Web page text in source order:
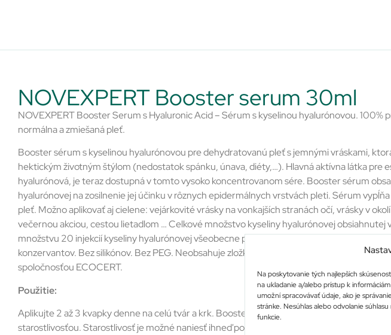
Na poskytovanie tých najlepších
na ukladanie a/alebo prístup k
umožní spracovávať údaje, ako je
stránke. Nesúhlas alebo odvolanie
funkcie.
NOVEXPERT Booster serum 30ml
NOVEXPERT Booster Serum s Hyaluronic Acid – Sérum s kyselinou hyalurónovou. 100%
normálna a zmiešaná pleť.
Booster sérum s kyselinou hyalurónovou pre dehydratovanú pleť s jemnými vráskami,
hektickým životným štýlom (nedostatok spánku, únava, diéty,…). Hlavná aktívna látka pre
hyalurónová, je teraz dostupná v tomto vysoko koncentrovanom sére. Booster sérum
hyalurónovej na zosilnenie jej účinku v rôznych epidermálnych vrstvách pleti. Sérum
pleť. Možno aplikovať aj cielene: vejárkovité vrásky na vonkajších stranách očí, vrásky v
večernou akciou, cestou lietadlom … Celkové množstvo kyseliny hyalurónovej obsiahnutej
množstvu 20 injekcií kyseliny hyalurónovej všeobecne používaných v estetickej medicíne .
konzervantov. Bez silikónov. Bez PEG. Neobsahuje zložky živočíšneho pôvodu. Značka
spoločnosťou ECOCERT.
Použitie:
Aplikujte 2 až 3 kvapky denne na celú tvár a krk. Booster sérum je možné použiť
starostlivosťou. Starostlivosť je možné naniesť ihneď po aplikácii séra. Po 5 minútach